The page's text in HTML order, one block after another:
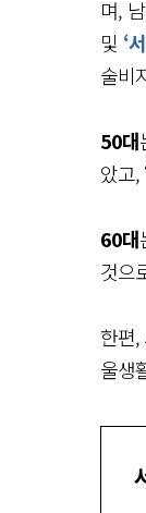
며,
및 ‘
술비
50대
았고,
60대
것으
한편,
울생